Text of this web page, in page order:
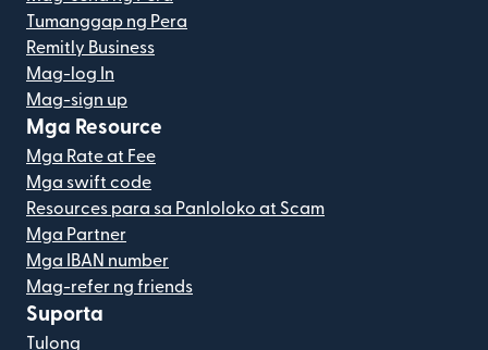
Tumanggap ng Pera
Remitly Business
Mag-log In
Mag-sign up
Mga Resource
Mga Rate at Fee
Mga swift code
Resources para sa Panloloko at Scam
Mga Partner
Mga IBAN number
Mag-refer ng friends
Suporta
Tulong